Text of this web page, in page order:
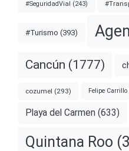
#SeguridadVial (243)
#Turismo (393)
Cancún (1777)
cozumel (293) Felipe Carrillo
Playa del Carmen (633)
Quintana Roo